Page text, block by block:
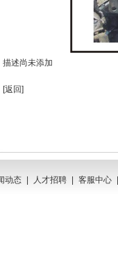
描述尚未添加
[返回]
动态 人才招聘 客服中心